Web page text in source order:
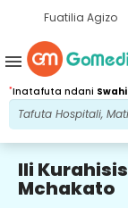
Fuatilia Agizo
*Inatafuta ndani
menu
Ili
Mchakato